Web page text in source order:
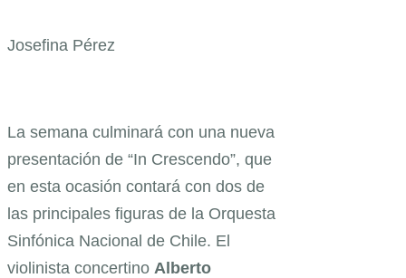
Josefina Pérez
La semana culminará con una nueva
presentación de “In Crescendo”, que
en esta ocasión contará con dos de
las principales figuras de la Orquesta
Sinfónica Nacional de Chile. El
violinista concertino Alberto